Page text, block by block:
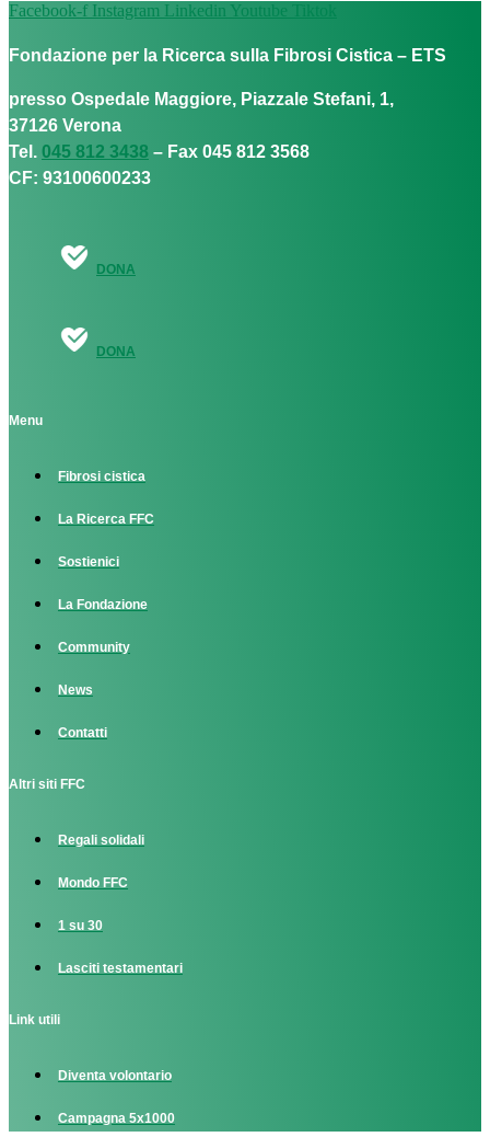
Facebook-f Instagram Linkedin Youtube Tiktok
Fondazione per la Ricerca sulla Fibrosi Cistica – ETS
presso Ospedale Maggiore, Piazzale Stefani, 1,
37126 Verona
Tel. 045 812 3438 – Fax 045 812 3568
CF: 93100600233
DONA
DONA
Menu
Fibrosi cistica
La Ricerca FFC
Sostienici
La Fondazione
Community
News
Contatti
Altri siti FFC
Regali solidali
Mondo FFC
1 su 30
Lasciti testamentari
Link utili
Diventa volontario
Campagna 5x1000